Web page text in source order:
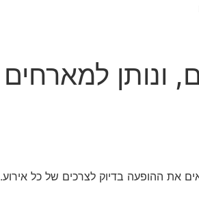
ונותן למארחים
את ההופעה בדיוק לצרכים של כל אירוע.